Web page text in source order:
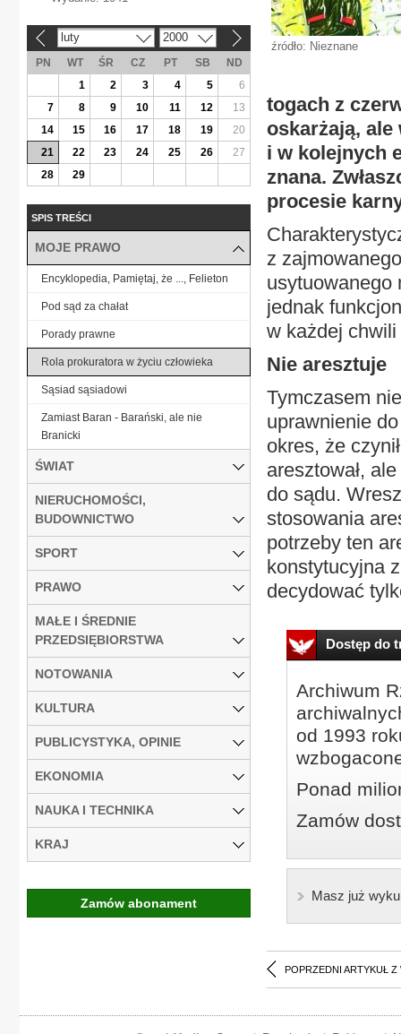
źródło: Nieznane
togach z
oskarżają,
i w kolejnych
znana.
procesie
z
usytuowanego
jednak
w każdej
Nie aresztuje
Tymczasem
uprawnienie
okres, że
aresztował,
do sądu.
stosowania
potrzeby ten
konstytucyjna
decydować
Dostęp do
Archiwum
od 1993
Ponad
Zamów
Masz już
POPRZEDNI ARTYKUŁ Z
luty 2000
PN WT ŚR CZ PT SB
ND
1
2 3 4 5
6
7
8 9 10 11 12
13
14
15 16 17 18 19
20
21
22 23 24 25 26
27
28
29
SPIS TREŚCI
MOJE PRAWO
Encyklopedia, Pamiętaj, że ..., Felieton
Pod sąd za chałat
Porady prawne
Rola prokuratora w życiu człowieka
Sąsiad sąsiadowi
Zamiast Baran - Barański, ale nie
Branicki
ŚWIAT
NIERUCHOMOŚCI,
BUDOWNICTWO
SPORT
PRAWO
MAŁE I ŚREDNIE
PRZEDSIĘBIORSTWA
NOTOWANIA
KULTURA
PUBLICYSTYKA, OPINIE
EKONOMIA
NAUKA I TECHNIKA
KRAJ
Zamów abonament